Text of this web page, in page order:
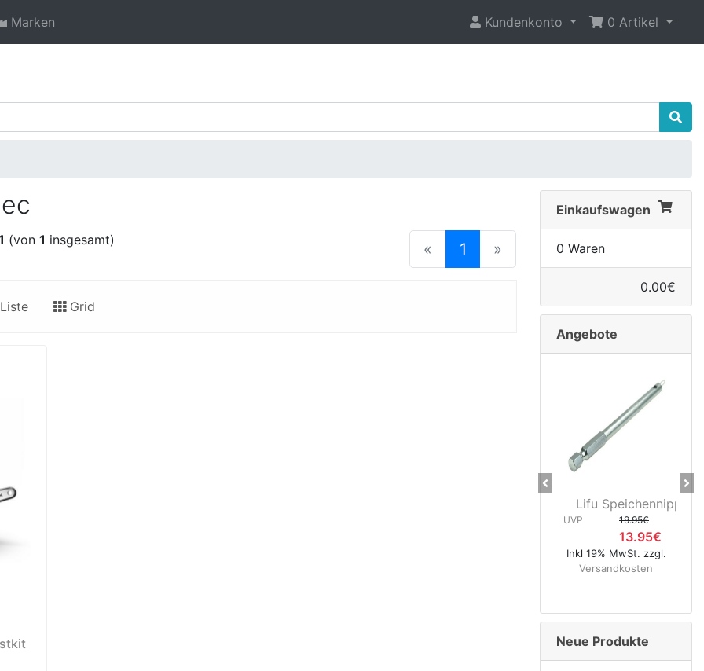
Marken Kundenkonto 0 Artikel
(von 1 insgesamt) « 1 (current)
»
Grid
Einkaufswagen
0 Waren
0.00€
Angebote
Lifu
UVP 19.95€
13.95€
Inkl 19% MwSt. zzgl.
Versandkosten
CNC
Previous
Neue Produkte